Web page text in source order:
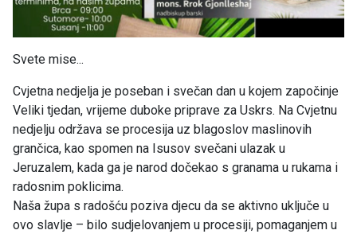
Svete mise...
Cvjetna nedjelja je poseban i svečan dan u kojem započinje
Veliki tjedan, vrijeme duboke priprave za Uskrs. Na Cvjetnu
nedjelju održava se procesija uz blagoslov maslinovih
grančica, kao spomen na Isusov svečani ulazak u
Jeruzalem, kada ga je narod dočekao s granama u rukama i
radosnim poklicima.
Naša župa s radošću poziva djecu da se aktivno uključe u
ovo slavlje – bilo sudjelovanjem u procesiji, pomaganjem u